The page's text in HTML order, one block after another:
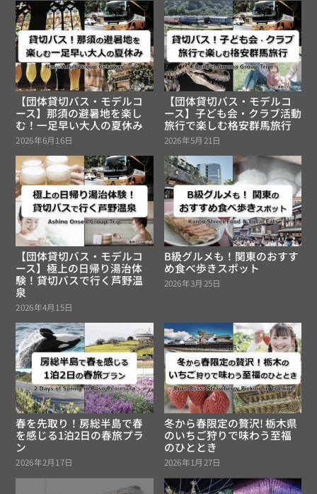
【団体貸切バス・モデルコ
ース】那須の避暑地を楽し
む！一足早い大人の夏休み
2026年6月16日
【団体貸切バス・モデルコ
ース】子ども会・クラブ活動
旅行で楽しむ格安群馬旅行
2026年5月21日
【団体貸切バス・モデルコ
ース】極上の日帰り湯治体
験！貸切バスで行く芦野温
泉
2026年4月15日
B級グルメも！関東のおすす
め食べ歩きスポット
2026年3月25日
春を先取り！房総半島で春
を感じる1泊2日の春旅プラ
ン
2026年2月17日
冬から春限定の贅沢! 栃木県
のいちご狩りで味わう至福
のひととき
2026年1月27日